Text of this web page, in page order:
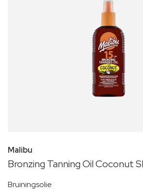
Malibu
Bronzing Tanning Oil Coconut
Bruiningsolie